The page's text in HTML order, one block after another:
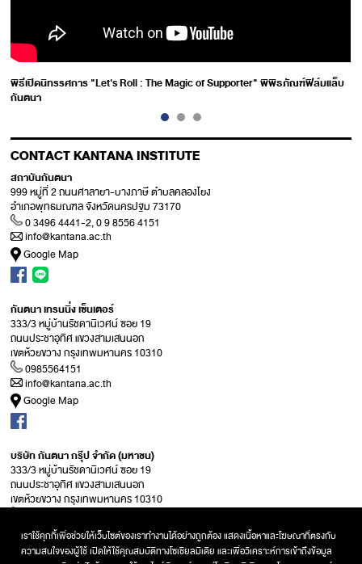
พิธีเปิดนิทรรศการ "Let's Roll : The Magic of Supporter" พิพิธภัณฑ์ฟิล์มแล็บ
กันตนา
CONTACT KANTANA INSTITUTE
สถาบันกันตนา
999 หมู่ที่ 2 ถนนศาลายา-บางภาษี ตำบลคลองโยง
อำเภอพุทธมณฑล จังหวัดนครปฐม 73170
0 3496 4441-2, 0 9 8556 4151
info@kantana.ac.th
Google Map
กันตนา เทรนนิ่ง เซ็นเตอร์
333/3 หมู่บ้านรัชดานิเวศน์ ซอย 19
ถนนประชาอุทิศ แขวงสามเสนนอก
เขตห้วยขวาง กรุงเทพมหานคร 10310
0985564151
info@kantana.ac.th
Google Map
บริษัท กันตนา กรุ๊ป จำกัด (มหาชน)
333/3 หมู่บ้านรัชดานิเวศน์ ซอย 19
ถนนประชาอุทิศ แขวงสามเสนนอก
เขตห้วยขวาง กรุงเทพมหานคร 10310
info@kantana.ac.th
Google Map
เราใช้คุกกี้เพื่อช่วยให้เว็บไซต์ของเราทำงานได้อย่างถูกต้อง แสดงเนื้อหาและโฆษณาที่ตรงกับ
ความสนใจของผู้ใช้ เปิดให้ใช้คุณสมบัติทางโซเชียลมีเดีย และเพื่อวิเคราะห์การเข้าถึงข้อมูล